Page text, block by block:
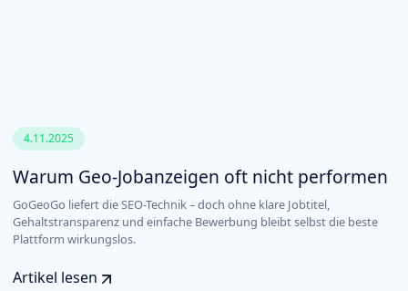
4.11.2025
Warum Geo-Jobanzeigen oft nicht performen
GoGeoGo liefert die SEO-Technik – doch ohne klare Jobtitel,
Gehaltstransparenz und einfache Bewerbung bleibt selbst die beste
Plattform wirkungslos.
Artikel lesen